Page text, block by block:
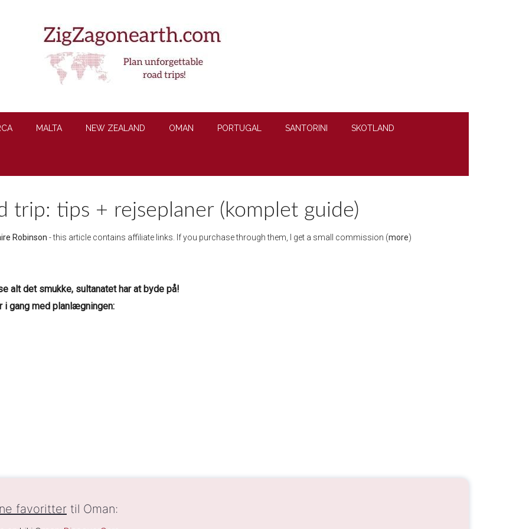
MALTA NEW ZEALAND OMAN PORTUGAL SANTORINI SKOTLAND
trip: tips + rejseplaner (komplet guide)
Robinson - this article contains affiliate links. If you purchase through them, I get a small commission (more)
alt det smukke, sultanatet har at byde på!
i gang med planlægningen:
favoritter til Oman: